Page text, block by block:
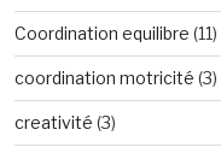
Coordination equilibre (11)
coordination motricité (3)
creativité (3)